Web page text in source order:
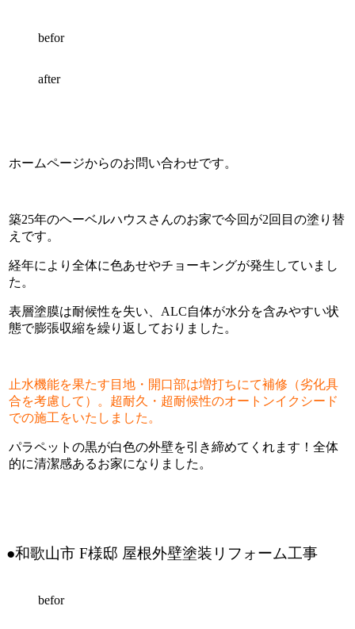
befor
after
ホームページからのお問い合わせです。
築25年のヘーベルハウスさんのお家で今回が2回目の塗り替
えです。
経年により全体に色あせやチョーキングが発生していまし
た。
表層塗膜は耐候性を失い、ALC自体が水分を含みやすい状
態で膨張収縮を繰り返しておりました。
止水機能を果たす目地・開口部は増打ちにて補修（劣化具
合を考慮して）。超耐久・超耐候性のオートンイクシード
での施工をいたしました。
パラペットの黒が白色の外壁を引き締めてくれます！全体
的に清潔感あるお家になりました。
●和歌山市 F様邸 屋根外壁塗装リフォーム工事
befor